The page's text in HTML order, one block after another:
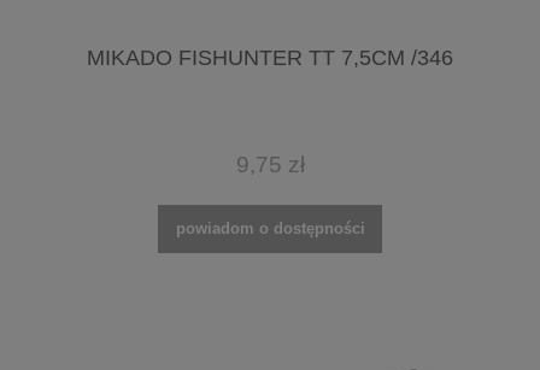
MIKADO FISHUNTER TT 7,5CM /346
9,75 zł
powiadom o dostępności